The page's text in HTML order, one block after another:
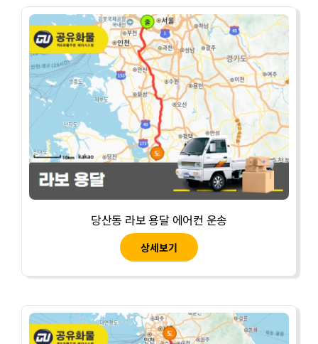
당산동 라보 용달 에어컨 운송
상세보기